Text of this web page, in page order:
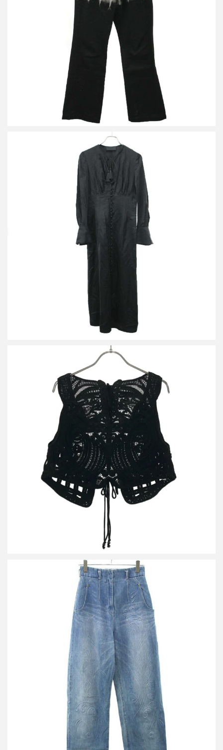
ダイフレアデニムパンツ MM24FW-PY069
詳しく見る
マメ クロゴウチ Basic Silk Multi Buttoned Dress シルクワンピー
ス MK01-DR00403
買取金額30,000円
マメ クロゴウチ 22AW Cord Embroidery Vest エンブロイダリー
ベスト
買取金額24,000円
詳しく見る
マメ クロゴウチ 24SS Floral Embossed Wide Leg Jeans フローラ
ルエンボスワイドデニムパンツ MM24SS-PT024
買取金額31,200円
詳しく見る